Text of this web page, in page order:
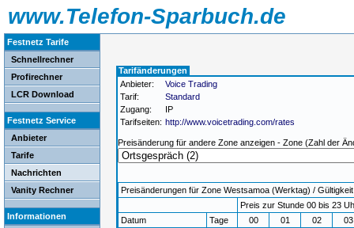
www.Telefon-Sparbuch.de
Festnetz Tarife
Schnellrechner
Profirechner
LCR Download
Festnetz Service
Anbieter
Tarife
Nachrichten
Vanity Rechner
Informationen
Tarifänderungen
Anbieter:
Voice Trading
Tarif:
Standard
Zugang:
IP
Tarifseiten: http://www.voicetrading.com/rates
Preisänderung für andere Zone anzeigen - Zone (Zahl der
Preisänderungen für Zone Westsamoa (Werktag) /
Preis zur Stunde 00 bis 23
Datum
Tage 00 01 02